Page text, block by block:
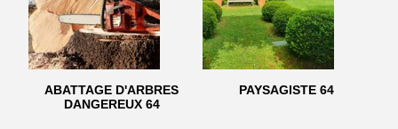
ABATTAGE D'ARBRES
DANGEREUX 64
PAYSAGISTE 64